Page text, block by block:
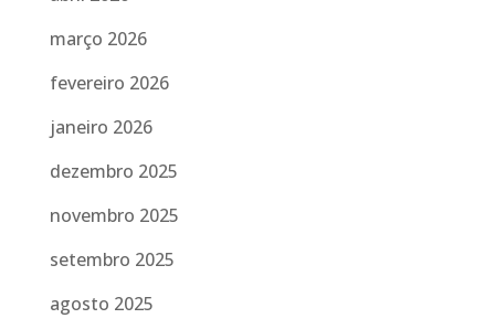
março 2026
fevereiro 2026
janeiro 2026
dezembro 2025
novembro 2025
setembro 2025
agosto 2025